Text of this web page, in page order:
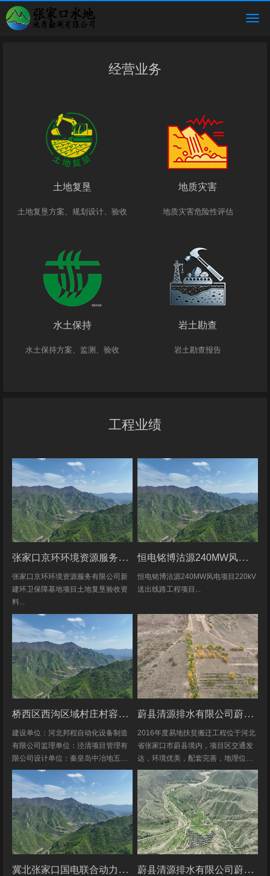
经营业务
土地复垦
土地复垦方案、规划设计、验收
地质灾害
地质灾害危险性评估
水土保持
水土保持方案、监测、验收
岩土勘查
岩土勘查报告
工程业绩
张家口京环环境资源服务有限公司新建环卫保障基地项目土地复垦验收资料
张家口京环环境资源服务有限公司新
建环卫保障基地项目土地复垦验收资
料...
恒电铭博沽源240MW风电项目220kV送出线路工程项目土地复垦验收资料
恒电铭博沽源240MW风电项目220kV
送出线路工程项目...
桥西区西沟区域村庄村容村貌改造提升及基础设施建设项目堆料场土地复垦验收资料
建设单位：河北邦程自动化设备制造
有限公司监理单位：泾清项目管理有
限公司设计单位：秦皇岛中冶地五一
五勘测有限公司施工单位：河北康安
劳务派遣有限公司桥西区西沟区域村
庄村容村貌改造提升及基础设施建设
项目堆料...
蔚县清源排水有限公司蔚县2016年度易地扶贫搬迁工程水土保持方案
2016年度易地扶贫搬迁工程位于河北
省张家口市蔚县境内，项目区交通发
达，环境优美，配套完善，地理位置
优越。项目地理位置图见附图1-1。项
目共建12个易地搬迁安置区，分别位
于白草村乡西户庄村、柏树乡柏树...
冀北张家口国电联合动力康保忠义一期风电220kV送出工程水土保持报告表 蔚县清源排水有限公司蔚县2017年度易地扶贫搬迁工程（一期）水土保持方案